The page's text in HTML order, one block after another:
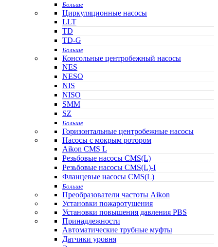
Больше
Циркуляционные насосы
LLT
TD
TD-G
Больше
Консольные центробежный насосы
NES
NESO
NIS
NISO
SMM
SZ
Больше
Горизонтальные центробежные насосы
Насосы с мокрым ротором
Aikon CMS L
Резьбовые насосы CMS(L)
Резьбовые насосы CMS(L)-I
Фланцевые насосы CMS(L)
Больше
Преобразователи частоты Aikon
Установки пожаротушения
Установки повышения давления PBS
Принадлежности
Автоматические трубные муфты
Датчики уровня